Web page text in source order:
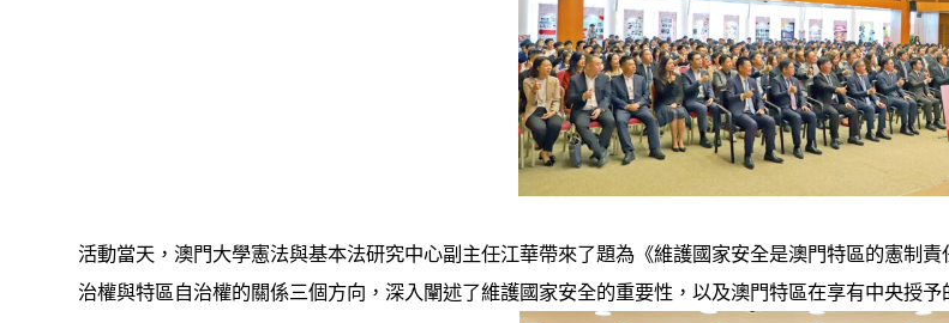
活動當天，澳門大學憲法與基本法研究中心副主任江華帶來了題為《維護國家安全是澳門特區的憲制
治權與特區自治權的關係三個方向，深入闡述了維護國家安全的重要性，以及澳門特區在享有中央授